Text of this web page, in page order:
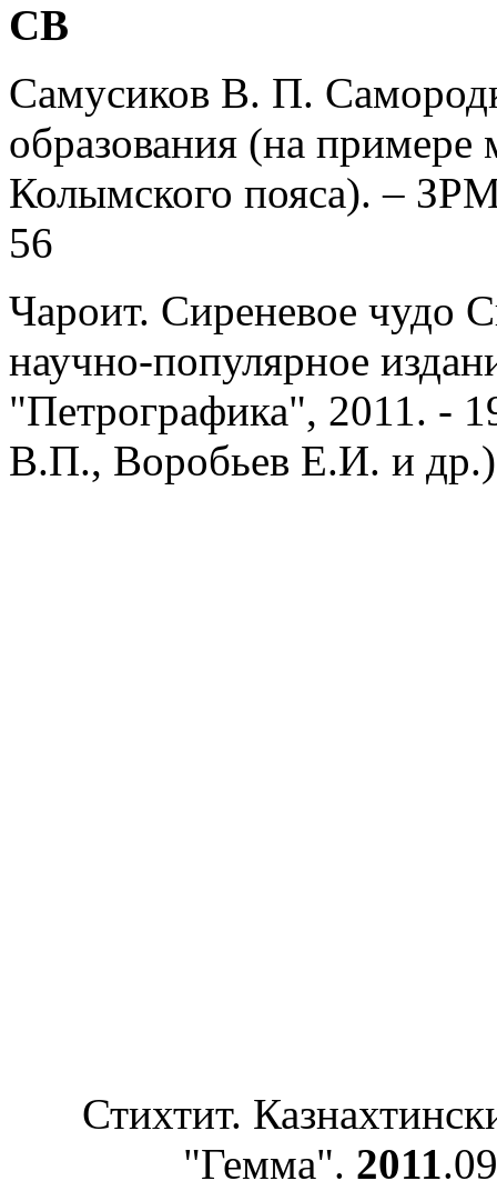
СВ
Самусиков В. П.
образования (на
Колымского пояса). –
56
Чароит. Сиреневое чудо
научно-популярное
"Петрографика", 2011. -
В.П., Воробьев Е.И. и др.)
Стихтит.
"Гемма". 2011